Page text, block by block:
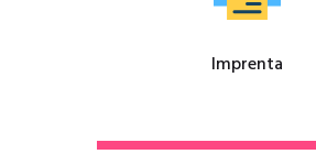
Imprenta